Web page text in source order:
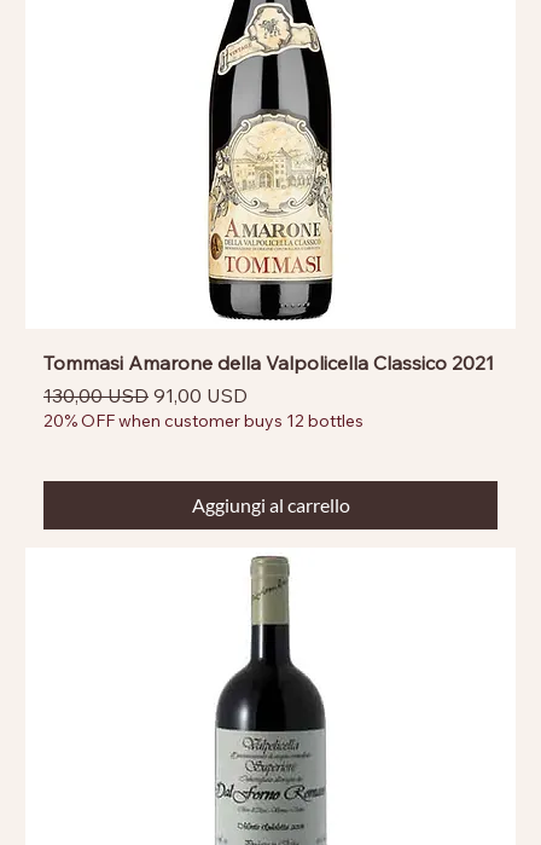
Tommasi Amarone della Valpolicella Classico 2021
Prezzo regolare
130,00 USD Prezzo scontato
91,00 USD
20% OFF when customer buys 12 bottles
Aggiungi al carrello